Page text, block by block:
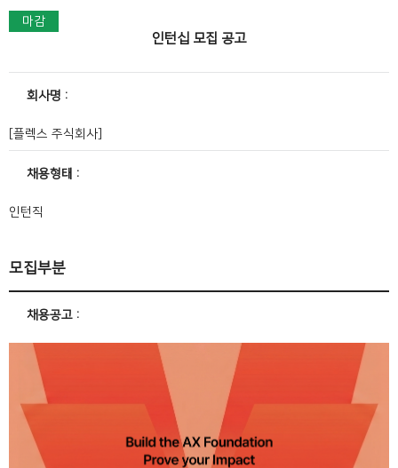
마감
인턴십 모집 공고
회사명
[플렉스 주식회사]
채용형태
인턴직
모집부분
채용공고